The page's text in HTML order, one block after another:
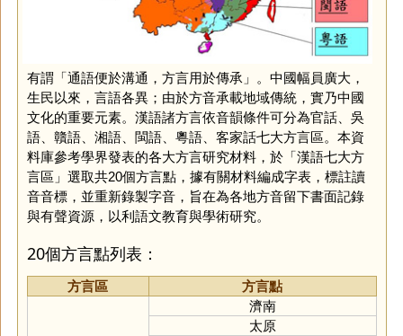
有謂「通語便於溝通，方言用於傳承」。中國幅員廣大，
生民以來，言語各異；由於方音承載地域傳統，實乃中國
文化的重要元素。漢語諸方言依音韻條件可分為官話、吳
語、贛語、湘語、閩語、粵語、客家話七大方言區。本資
料庫參考學界發表的各大方言研究材料，於「漢語七大方
言區」選取共20個方言點，據有關材料編成字表，標註讀
音音標，並重新錄製字音，旨在為各地方音留下書面記錄
與有聲資源，以利語文教育與學術研究。
20個方言點列表：
方言區 方言點
濟南
太原